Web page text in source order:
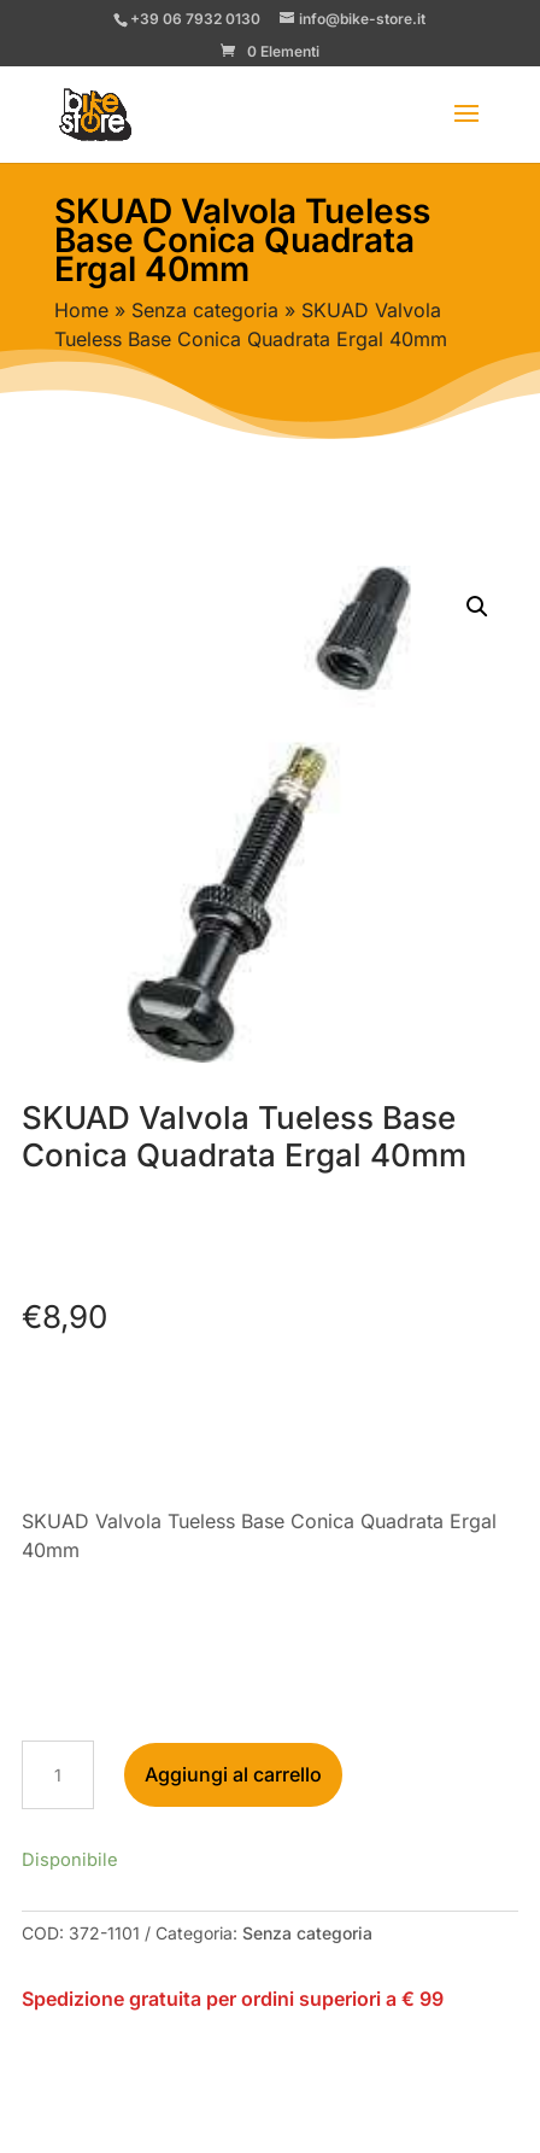
+39 06 7932 0130
info@bike-store.it
0 Elementi
SKUAD Valvola Tueless
Base Conica Quadrata
Ergal 40mm
Home» Senza categoria » SKUAD Valvola
Tueless Base Conica Quadrata Ergal 40mm
SKUAD Valvola Tueless Base
Conica Quadrata Ergal 40mm
€8,90
SKUAD Valvola Tueless Base Conica Quadrata Ergal
40mm
VALVOLA
TUELESS
CONICA
ERGAL
40MM
Aggiungi al carrello
Disponibile
COD: 372-1101 Categoria: Senza categoria
Spedizione gratuita per ordini superiori a € 99